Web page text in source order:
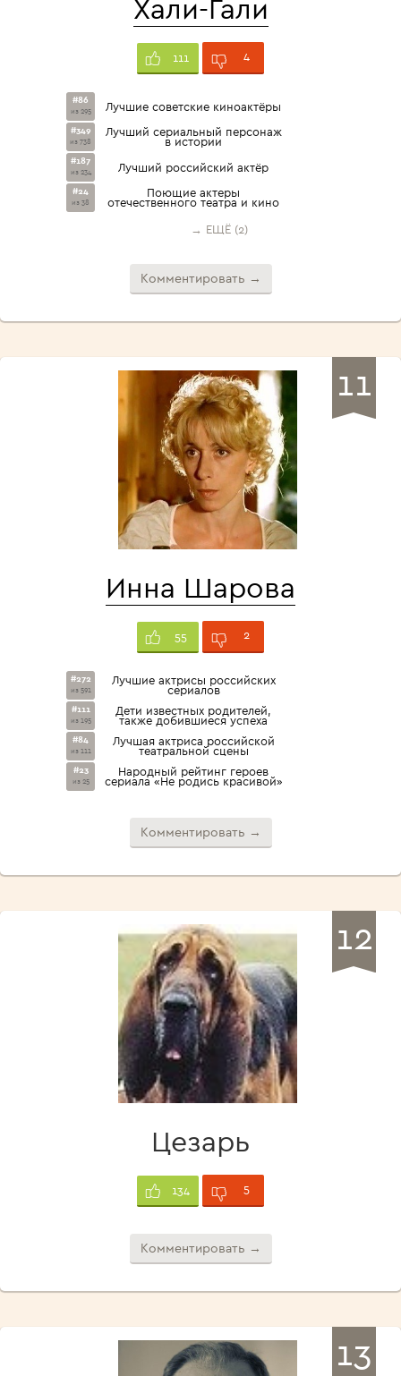
Хали-Гали
111 4
#86
из 295 Лучшие советские киноактёры
#349
из 738
Лучший сериальный персонаж
в истории
#187
из 234 Лучший российский актёр
#24
из 38
Поющие актеры
отечественного театра и кино
→ ЕЩЁ (2)
Комментировать →
11
Инна Шарова
55 2
#272
из 591
Лучшие актрисы российских
сериалов
#111
из 195
Дети известных родителей,
также добившиеся успеха
#84
из 111
Лучшая актриса российской
театральной сцены
#23
из 25
Народный рейтинг героев
сериала «Не родись красивой»
Комментировать →
12
Цезарь
134 5
Комментировать →
13